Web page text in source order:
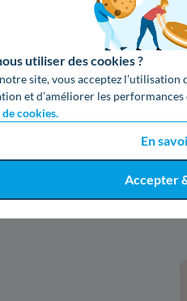
utiliser des cookies ?
site, vous acceptez
et d’améliorer les
cookies.
En
Accepter